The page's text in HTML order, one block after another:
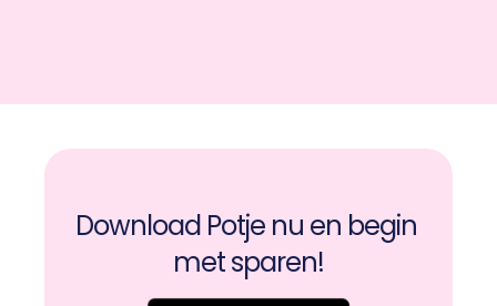
Download Potje nu en begin
met sparen!